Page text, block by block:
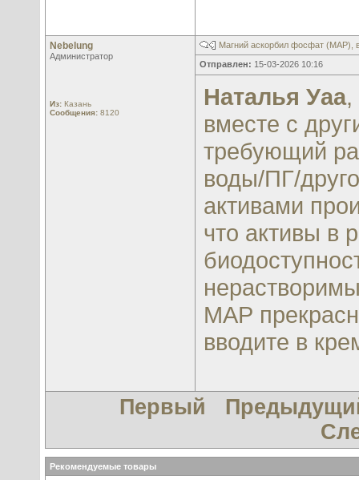
Nebelung
Администратор
Из: Казань
Сообщения: 8120
Магний аскорбил фосфат (МАР),
Отправлен: 15-03-2026 10:16
Наталья Уаа,
вместе с
требующий
воды/ПГ/
активами
что активы в
МАР
вводите в
Первый
Рекомендуемые товары